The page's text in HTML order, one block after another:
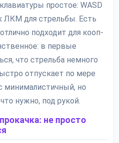
простое: WASD
ЛКМ для стрельбы. Есть
подходит для кооп-
в первые
что стрельба немного
отпускает по мере
минималистичный, но
нужно, под рукой.
не просто